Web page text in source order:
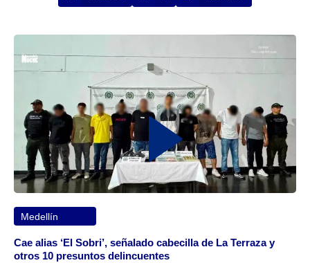
Medellín
Cae alias ‘El Sobri’, señalado cabecilla de La Terraza y
otros 10 presuntos delincuentes